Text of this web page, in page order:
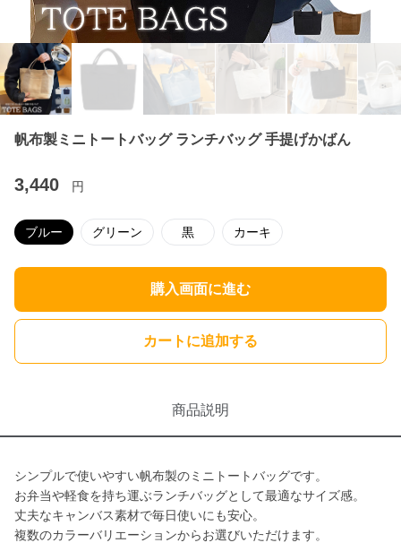
帆布製ミニトートバッグ ランチバッグ 手提げかばん
3,440 円
ブルー グリーン 黒 カーキ
購入画面に進む
カートに追加する
商品説明
シンプルで使いやすい帆布製のミニトートバッグです。
お弁当や軽食を持ち運ぶランチバッグとして最適なサイズ感。
丈夫なキャンバス素材で毎日使いにも安心。
複数のカラーバリエーションからお選びいただけます。